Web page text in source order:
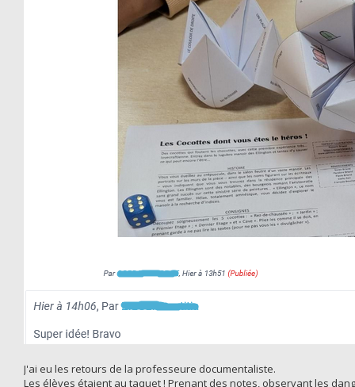
J'ai eu les retours de la professeure documentaliste.
Les élèves étaient au taquet ! Prenant des notes, observant les